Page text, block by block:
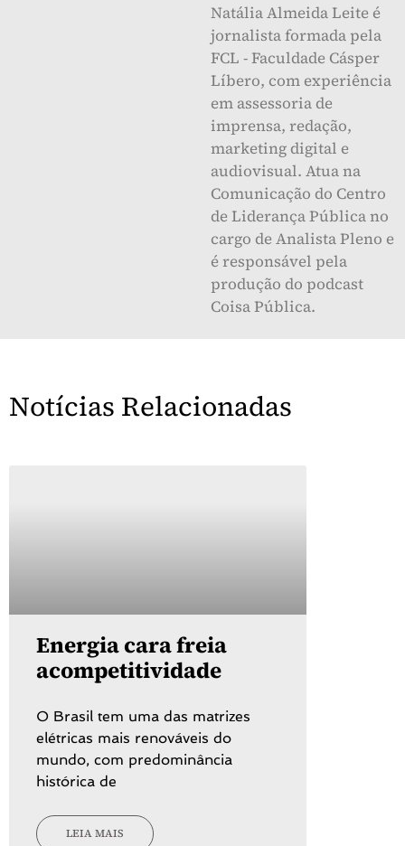
Natália Almeida Leite é
jornalista formada pela
FCL - Faculdade Cásper
Líbero, com experiência
em assessoria de
imprensa, redação,
marketing digital e
audiovisual. Atua na
Comunicação do Centro
de Liderança Pública no
cargo de Analista Pleno e
é responsável pela
produção do podcast
Coisa Pública.
Notícias Relacionadas
Energia cara freia
acompetitividade
O Brasil tem uma das matrizes
elétricas mais renováveis do
mundo, com predominância
histórica de
LEIA MAIS